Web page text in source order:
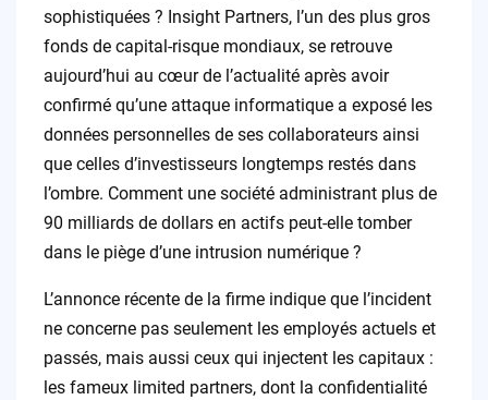
sophistiquées ? Insight Partners, l’un des plus gros
fonds de capital-risque mondiaux, se retrouve
aujourd’hui au cœur de l’actualité après avoir
confirmé qu’une attaque informatique a exposé les
données personnelles de ses collaborateurs ainsi
que celles d’investisseurs longtemps restés dans
l’ombre. Comment une société administrant plus de
90 milliards de dollars en actifs peut-elle tomber
dans le piège d’une intrusion numérique ?
L’annonce récente de la firme indique que l’incident
ne concerne pas seulement les employés actuels et
passés, mais aussi ceux qui injectent les capitaux :
les fameux limited partners, dont la confidentialité